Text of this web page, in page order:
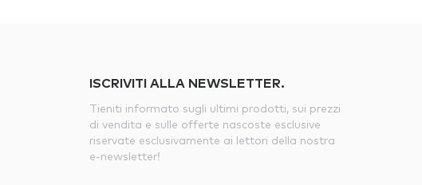
ISCRIVITI ALLA NEWSLETTER.
Tieniti informato sugli ultimi prodotti, sui prezzi
di vendita e sulle offerte nascoste esclusive
riservate esclusivamente ai lettori della nostra
e-newsletter!